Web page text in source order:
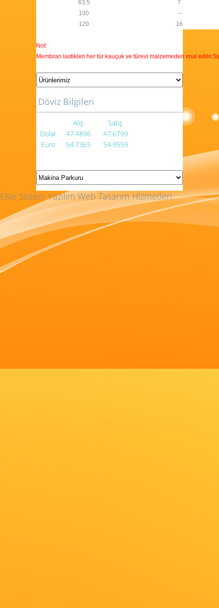
63.5
7
100
--
120
16
Not:
Membran lastikleri her tür kauçuk ve türevi malzemeden imal
Döviz Bilgileri
Alış
Satış
Dolar
47.4896
47.6799
Euro
54.7365 54.9559
Elite Sistem Yazılım Web Tasarım Hizmetleri